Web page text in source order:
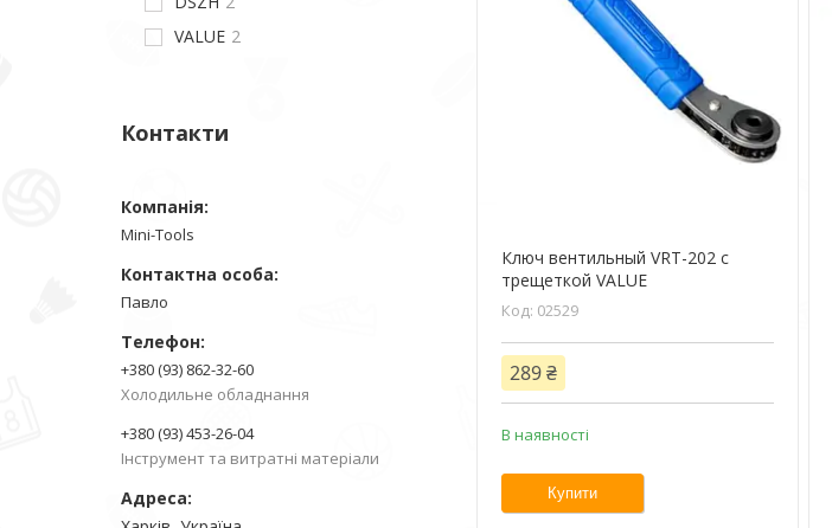
VALUE 2
Контакти
Mini-Tools
Павло
+380 (93) 862-32-60
Холодильне обладнання
+380 (93) 453-26-04
Інструмент та витратні матеріали
Ключ вентильный VRT-202 с
трещеткой VALUE
02529
289 ₴
В наявності
Купити